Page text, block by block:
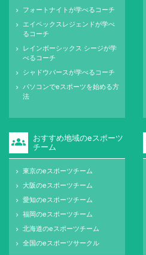
keyboard_arrow_right フォートナイトが学べるコーチ
keyboard_arrow_right
エイペックスレジェンドが学べ
るコーチ
keyboard_arrow_right
レインボーシックス シージが学
べるコーチ
keyboard_arrow_right シャドウバースが学べるコーチ
keyboard_arrow_right
パソコンでeスポーツを始める方
法
groups
おすすめ地域のeスポーツ
チーム
keyboard_arrow_right 東京のeスポーツチーム
keyboard_arrow_right 大阪のeスポーツチーム
keyboard_arrow_right 愛知のeスポーツチーム
keyboard_arrow_right 福岡のeスポーツチーム
keyboard_arrow_right 北海道のeスポーツチーム
keyboard_arrow_right 全国のeスポーツサークル